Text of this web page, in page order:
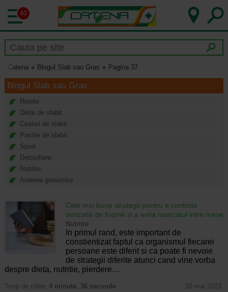
40
Catena Blogul Slab sau Gras Pagina 37
Blogul Slab sau Gras
Retete
Diete de slabit
Ceaiuri de slabit
Pastile de slabit
Sport
Detoxifiere
Nutritie
Arderea grasimilor
Cele mai bune strategii pentru a controla
senzatia de foame si a evita mancatul intre mese
Nutritie
In primul rand, este important de
constientizat faptul ca organismul fiecarei
persoane este diferit si ca poate fi nevoie
de strategii diferite atunci cand vine vorba
despre dieta, nutritie, pierdere…
Timp de citire: 4 minute, 36 secunde 16 mai 2023